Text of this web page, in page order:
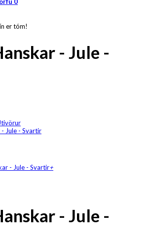
0
er tóm!
- Jule -
Jule - Svartir
+
- Jule -